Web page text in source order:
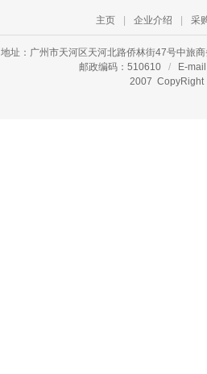
主页 企业介绍 采
地址：广州市天河区天河北路侨林街47号中旅
邮政编码：510610 / E-
2007 CopyRight